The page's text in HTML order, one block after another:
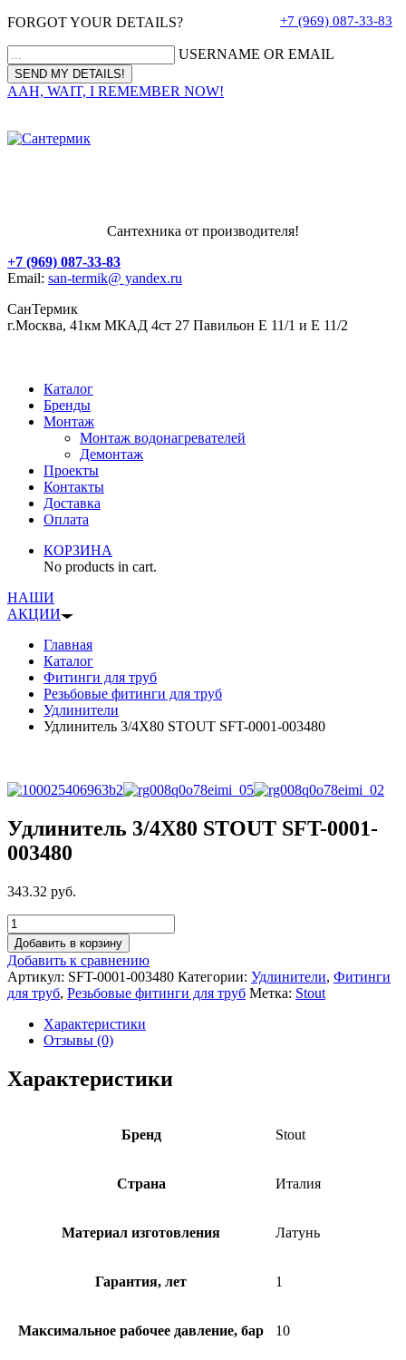
FORGOT YOUR DETAILS?
USERNAME OR EMAIL
AAH, WAIT, I REMEMBER NOW!
+7 (969) 087-33-83
Сантехника от производителя!
+7 (969) 087-33-83
Email: san-termik@ yandex.ru
СанТермик
г.Москва, 41км МКАД 4ст 27 Павильон Е 11/1 и Е 11/2
Каталог
Бренды
Монтаж
Монтаж водонагревателей
Демонтаж
Проекты
Контакты
Доставка
Оплата
КОРЗИНА
No products in cart.
НАШИ
АКЦИИ
Главная
Каталог
Фитинги для труб
Резьбовые фитинги для труб
Удлинители
Удлинитель 3/4X80 STOUT SFT-0001-003480
Удлинитель 3/4X80 STOUT SFT-0001-
003480
343.32 руб.
Добавить в корзину
Добавить к сравнению
Артикул: SFT-0001-003480 Категории: Удлинители, Фитинги
для труб, Резьбовые фитинги для труб Метка: Stout
Характеристики
Отзывы (0)
Характеристики
Бренд Stout
Страна Италия
Материал изготовления Латунь
Гарантия, лет 1
Максимальное рабочее давление, бар 10